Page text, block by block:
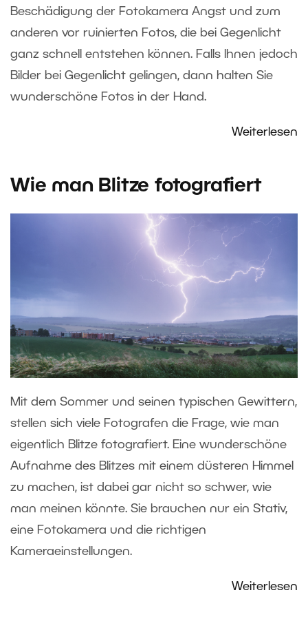
Beschädigung der Fotokamera Angst und zum
anderen vor ruinierten Fotos, die bei Gegenlicht
ganz schnell entstehen können. Falls Ihnen jedoch
Bilder bei Gegenlicht gelingen, dann halten Sie
wunderschöne Fotos in der Hand.
Weiterlesen
Wie man Blitze fotografiert
Mit dem Sommer und seinen typischen Gewittern,
stellen sich viele Fotografen die Frage, wie man
eigentlich Blitze fotografiert. Eine wunderschöne
Aufnahme des Blitzes mit einem düsteren Himmel
zu machen, ist dabei gar nicht so schwer, wie
man meinen könnte. Sie brauchen nur ein Stativ,
eine Fotokamera und die richtigen
Kameraeinstellungen.
Weiterlesen